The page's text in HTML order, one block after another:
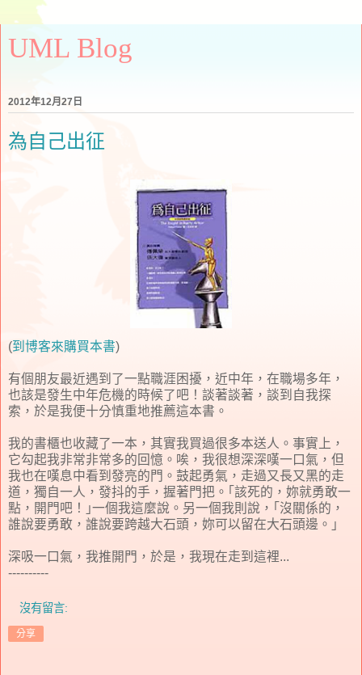
UML Blog
2012年12月27日
為自己出征
(到博客來購買本書)
有個朋友最近遇到了一點職涯困擾，近中年，在職場多年，
也該是發生中年危機的時候了吧！談著談著，談到自我探
索，於是我便十分慎重地推薦這本書。
我的書櫃也收藏了一本，其實我買過很多本送人。事實上，
它勾起我非常非常多的回憶。唉，我很想深深嘆一口氣，但
我也在嘆息中看到發亮的門。鼓起勇氣，走過又長又黑的走
道，獨自一人，發抖的手，握著門把。｢該死的，妳就勇敢一
點，開門吧！｣一個我這麼說。另一個我則說，｢沒關係的，
誰說要勇敢，誰說要跨越大石頭，妳可以留在大石頭邊。｣
深吸一口氣，我推開門，於是，我現在走到這裡...
----------
沒有留言:
分享